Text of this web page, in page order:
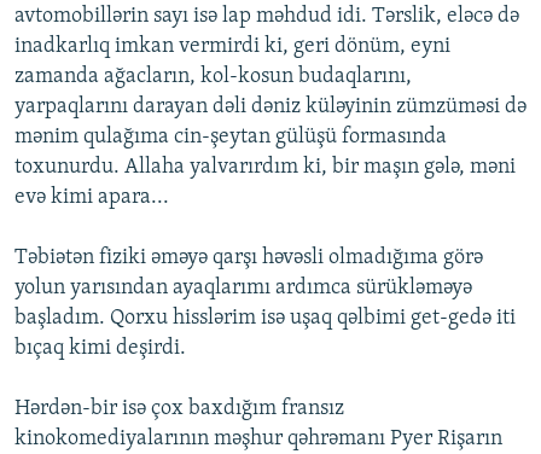
avtomobillərin sayı isə lap məhdud idi. Tərslik, eləcə də
inadkarlıq imkan vermirdi ki, geri dönüm, eyni
zamanda ağacların, kol-kosun budaqlarını,
yarpaqlarını darayan dəli dəniz küləyinin zümzüməsi də
mənim qulağıma cin-şeytan gülüşü formasında
toxunurdu. Allaha yalvarırdım ki, bir maşın gələ, məni
evə kimi apara...
Təbiətən fiziki əməyə qarşı həvəsli olmadığıma görə
yolun yarısından ayaqlarımı ardımca sürükləməyə
başladım. Qorxu hisslərim isə uşaq qəlbimi get-gedə iti
bıçaq kimi deşirdi.
Hərdən-bir isə çox baxdığım fransız
kinokomediyalarının məşhur qəhrəmanı Pyer Rişarın